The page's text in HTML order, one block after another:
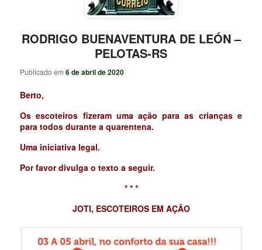
RODRIGO BUENAVENTURA DE LEÓN –
PELOTAS-RS
Publicado em6 de abril de 2020
Berto,
Os escoteiros fizeram uma ação para as crianças e
para todos durante a quarentena.
Uma iniciativa legal.
Por favor divulga o texto a seguir.
* * *
JOTI, ESCOTEIROS EM AÇÃO